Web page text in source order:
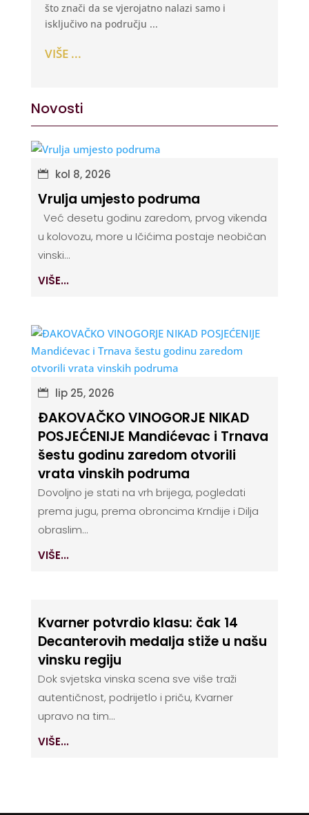
što znači da se vjerojatno nalazi samo i
isključivo na području ...
VIŠE ...
Novosti
kol 8, 2026
Vrulja umjesto podruma
Već desetu godinu zaredom, prvog vikenda
u kolovozu, more u Ičićima postaje neobičan
vinski...
VIŠE...
lip 25, 2026
ĐAKOVAČKO VINOGORJE NIKAD
POSJEĆENIJE Mandićevac i Trnava
šestu godinu zaredom otvorili
vrata vinskih podruma
Dovoljno je stati na vrh brijega, pogledati
prema jugu, prema obroncima Krndije i Dilja
obraslim...
VIŠE...
Kvarner potvrdio klasu: čak 14
Decanterovih medalja stiže u našu
vinsku regiju
Dok svjetska vinska scena sve više traži
autentičnost, podrijetlo i priču, Kvarner
upravo na tim...
VIŠE...